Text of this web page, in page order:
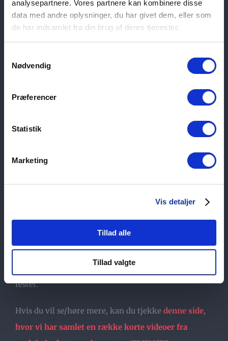
analysepartnere. Vores partnere kan kombinere disse
data med andre oplysninger, du har givet dem, eller som
de har indsamlet fra din brug af deres tjenester.
Nødvendig
Præferencer
Statistik
Marketing
Vis detaljer
Tillad alle
Tillad valgte
stilarterne disco, pop, soul, rock, rythm’n’blues mv.
Vi spiller numre, som de fleste kender og som
meget glade for musikken.
Vi spiller normalt op til tre sæt á 45-50 minutter. Vi
afhænger af dine ønsker og af den tid, der er til
rådighed til festen. Vi medbringer lyd- og lysanlæg.
Herunder har vi samlet nogle lydklip fra forskellige
fester.
Hvis du vil se/høre mere, kan du tjekke denne side,
hvor vi har samlet en række korte videoer fra